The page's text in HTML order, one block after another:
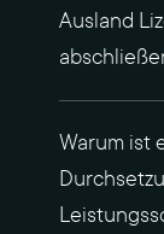
Ausland
Warum ist